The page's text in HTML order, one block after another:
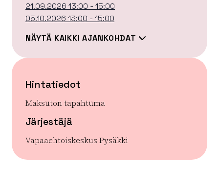
21.09.2026 13:00 - 15:00
05.10.2026 13:00 - 15:00
NÄYTÄ KAIKKI AJANKOHDAT
Hintatiedot
Maksuton tapahtuma
Järjestäjä
Vapaaehtoiskeskus Pysäkki
OpenStreetMap